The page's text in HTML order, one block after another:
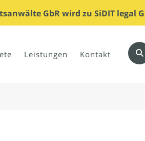
GbR wird zu SiDIT legal
Leistungen Kontakt